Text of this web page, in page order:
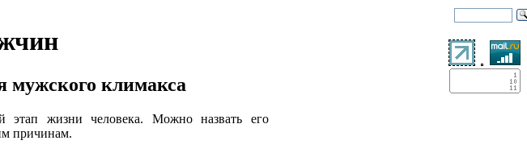
мужского климакса
этап жизни человека. Можно назвать его
причинам.